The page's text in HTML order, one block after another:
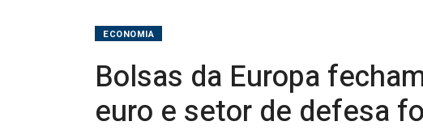
ECONOMIA
Bolsas da Europa
euro e setor de defesa